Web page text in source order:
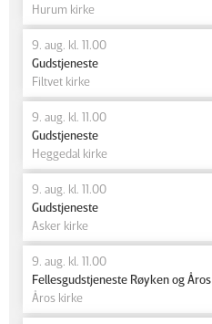
Hurum kirke
9. aug. kl. 11.00
Gudstjeneste
Filtvet kirke
9. aug. kl. 11.00
Gudstjeneste
Heggedal kirke
9. aug. kl. 11.00
Gudstjeneste
Asker kirke
9. aug. kl. 11.00
Fellesgudstjeneste Røyken og Åros
Åros kirke